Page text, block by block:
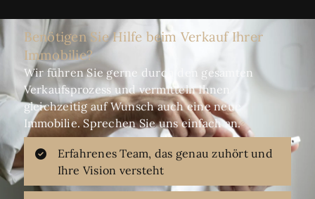
Benötigen Sie Hilfe beim Verkauf Ihrer
Immobilie?
Wir führen Sie gerne durch den gesamten
Verkaufsprozess und vermitteln Ihnen
gleichzeitig auf Wunsch auch eine neue
Immobilie. Sprechen Sie uns einfach an.
Erfahrenes Team, das genau zuhört und
Ihre Vision versteht